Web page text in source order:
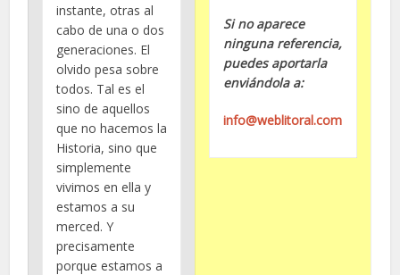
instante, otras al
cabo de una o dos
generaciones. El
olvido pesa sobre
todos. Tal es el
sino de aquellos
que no hacemos la
Historia, sino que
simplemente
vivimos en ella y
estamos a su
merced. Y
precisamente
porque estamos a
Si no aparece
ninguna referencia,
puedes aportarla
enviándola a:
info@weblitoral.com